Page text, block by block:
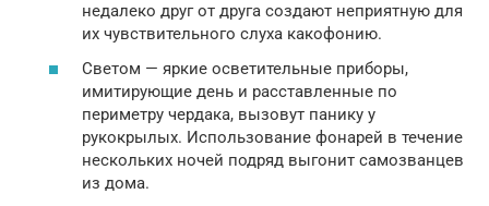
недалеко друг от друга создают неприятную для
их чувствительного слуха какофонию.
Светом — яркие осветительные приборы,
имитирующие день и расставленные по
периметру чердака, вызовут панику у
рукокрылых. Использование фонарей в течение
нескольких ночей подряд выгонит самозванцев
из дома.